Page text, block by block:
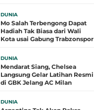
DUNIA
Mo Salah Terbengong Dapat
Hadiah Tak Biasa dari Wali
Kota usai Gabung Trabzonspor
DUNIA
Mendarat Siang, Chelsea
Langsung Gelar Latihan Resmi
di GBK Jelang AC Milan
DUNIA